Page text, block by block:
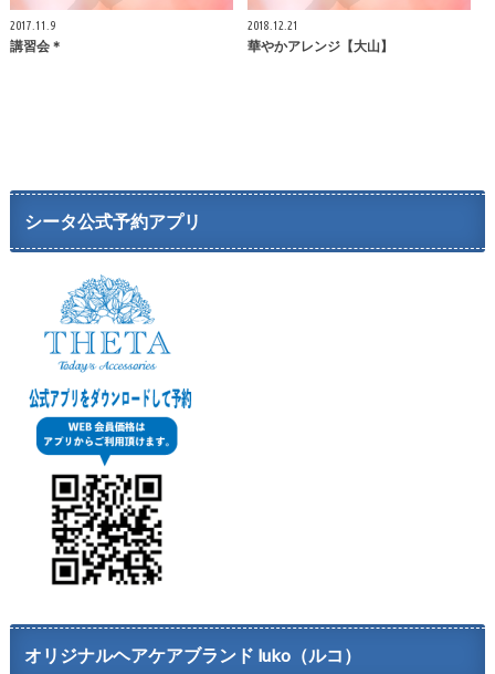
2017.11.9
講習会＊
2018.12.21
華やかアレンジ【大山】
シータ公式予約アプリ
オリジナルヘアケアブランド luko（ルコ）